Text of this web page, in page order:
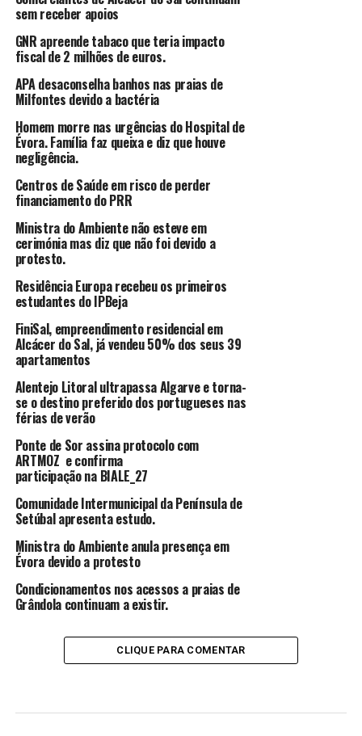
sem receber apoios
GNR apreende tabaco que teria impacto
fiscal de 2 milhões de euros.
APA desaconselha banhos nas praias de
Milfontes devido a bactéria
Homem morre nas urgências do Hospital de
Évora. Família faz queixa e diz que houve
negligência.
Centros de Saúde em risco de perder
financiamento do PRR
Ministra do Ambiente não esteve em
cerimónia mas diz que não foi devido a
protesto.
Residência Europa recebeu os primeiros
estudantes do IPBeja
FiniSal, empreendimento residencial em
Alcácer do Sal, já vendeu 50% dos seus 39
apartamentos
Alentejo Litoral ultrapassa Algarve e torna-
se o destino preferido dos portugueses nas
férias de verão
Ponte de Sor assina protocolo com
ARTMOZ e confirma
participação na BIALE_27
Comunidade Intermunicipal da Península de
Setúbal apresenta estudo.
Ministra do Ambiente anula presença em
Évora devido a protesto
Condicionamentos nos acessos a praias de
Grândola continuam a existir.
CLIQUE PARA COMENTAR